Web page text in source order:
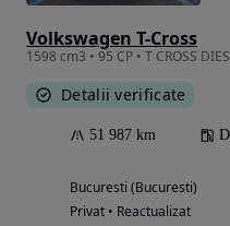
Volkswagen T-Cross
Detalii verificate
51 987 km
Bucuresti (Bucuresti)
Privat • Reactualizat